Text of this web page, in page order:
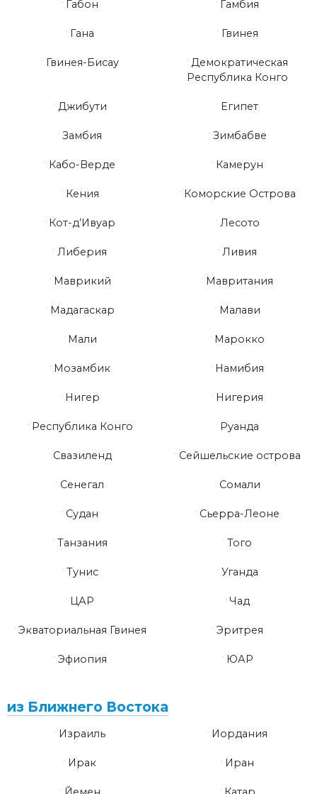
Габон Гамбия
Гана Гвинея
Гвинея-Бисау
Демократическая
Республика Конго
Джибути Египет
Замбия Зимбабве
Кабо-Верде Камерун
Кения Коморские Острова
Кот-д’Ивуар Лесото
Либерия Ливия
Маврикий Мавритания
Мадагаскар Малави
Мали Марокко
Мозамбик Намибия
Нигер Нигерия
Республика Конго Руанда
Свазиленд Сейшельские острова
Сенегал Сомали
Судан Сьерра-Леоне
Танзания Того
Тунис Уганда
ЦАР Чад
Экваториальная Гвинея Эритрея
Эфиопия ЮАР
из Ближнего Востока
Израиль Иордания
Ирак Иран